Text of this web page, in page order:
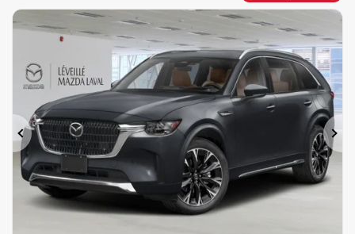
Précédent